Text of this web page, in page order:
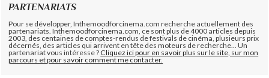
PARTENARIATS
Pour se développer, Inthemoodforcinema.com recherche actuellement des
partenariats. Inthemoodforcinema.com, ce sont plus de 4000 articles depuis
2003, des centaines de comptes-rendus de festivals de cinéma, plusieurs prix
décernés, des articles qui arrivent en tête des moteurs de recherche... Un
partenariat vous intéresse ?Cliquez ici pour en savoir plus sur le site, sur mon
parcours et pour savoir comment me contacter.